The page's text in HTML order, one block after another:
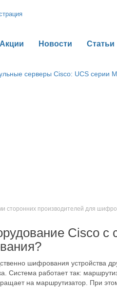
Акции Новости Статьи
сторонних производителей для
Cisco с
шифрования устройства
Система работает так:
на маршрутизатор. При